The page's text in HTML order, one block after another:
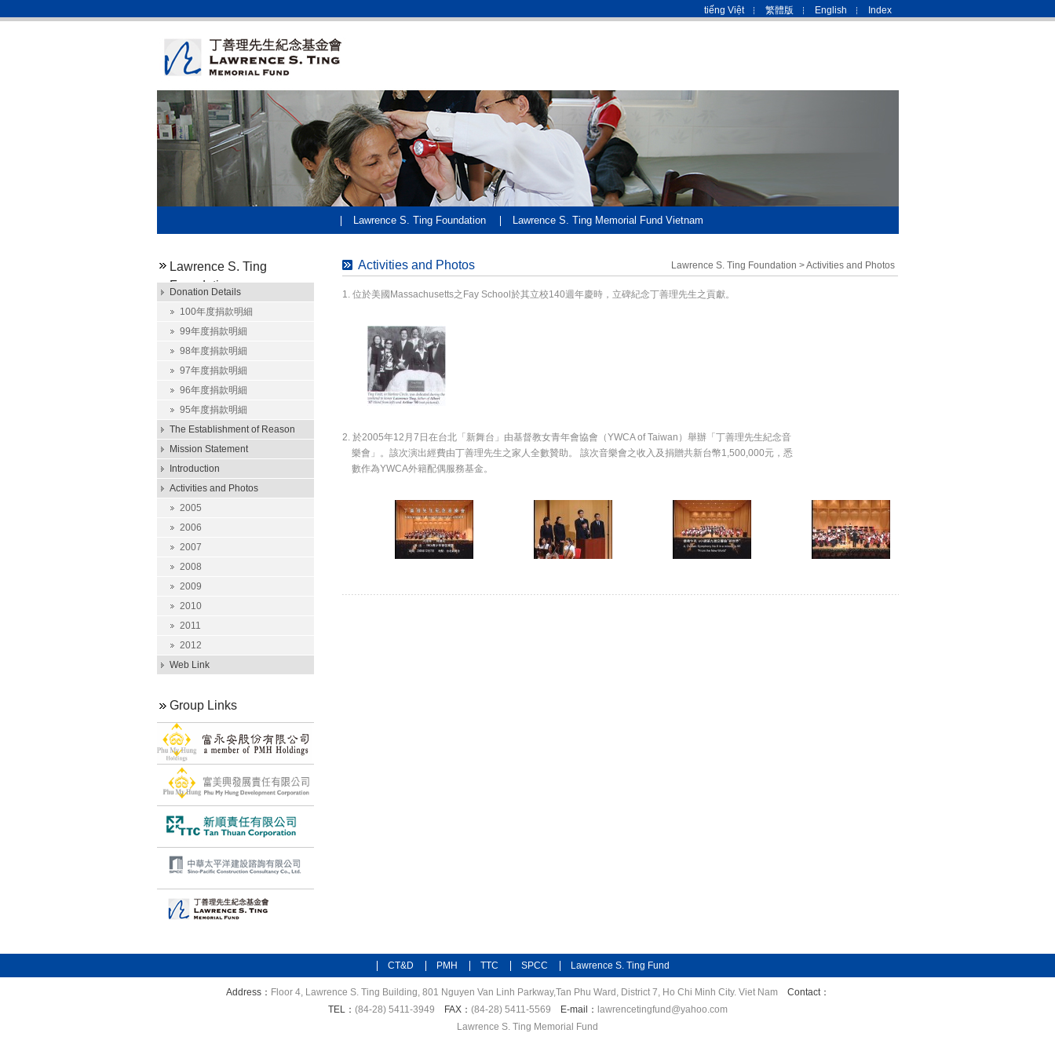
tiếng Việt 繁體版 English Index
Lawrence S. Ting Foundation Lawrence S. Ting Memorial Fund Vietnam
Lawrence S. Ting
Foundation
Donation Details
100年度捐款明細
99年度捐款明細
98年度捐款明細
97年度捐款明細
96年度捐款明細
95年度捐款明細
The Establishment of Reason
Mission Statement
Introduction
Activities and Photos
2005
2006
2007
2008
2009
2010
2011
2012
Web Link
Group Links
Activities and Photos Lawrence S. Ting Foundation >Activities and Photos
1. 位於美國Massachusetts之Fay School於其立校140週年慶時，立碑紀念丁善理先生之貢獻。
2. 於2005年12月7日在台北「新舞台」由基督教女青年會協會（YWCA of Taiwan）舉辦「丁善理先生紀念音
樂會」。該次演出經費由丁善理先生之家人全數贊助。 該次音樂會之收入及捐贈共新台幣1,500,000元，悉
數作為YWCA外籍配偶服務基金。
CT&D PMH TTC SPCC Lawrence S. Ting Fund
Address： Floor 4, Lawrence S. Ting Building, 801 Nguyen Van Linh Parkway,Tan Phu Ward, District 7, Ho Chi Minh City. Viet Nam
Contact：
TEL： (84-28) 5411-3949 FAX： (84-28) 5411-5569 E-mail： lawrencetingfund@yahoo.com
Lawrence S. Ting Memorial Fund